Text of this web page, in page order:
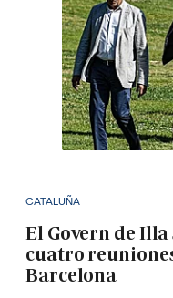
CATALUÑA
El Govern de Illa
cuatro
Barcelona